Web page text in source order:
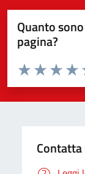
Quanto
pagina?
Valuta da 1 a 5
Valuta
Valuta 2
Valuta 1 stelle